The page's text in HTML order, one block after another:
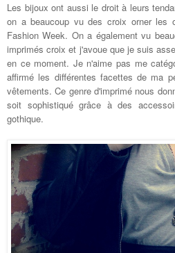
Les bijoux ont aussi le droit à leurs
on a beaucoup vu des croix orner les
Fashion Week. On a également vu
imprimés croix et j'avoue que je suis
en ce moment. Je n'aime pas me
affirmé les différentes facettes de ma
vêtements. Ce genre d'imprimé nous
soit sophistiqué grâce à des
gothique.